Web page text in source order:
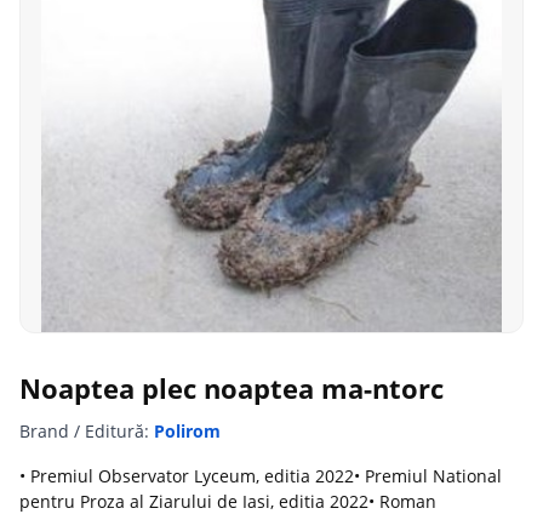
Noaptea plec noaptea ma-ntorc
Brand / Editură: Polirom
• Premiul Observator Lyceum, editia 2022• Premiul National
pentru Proza al Ziarului de Iasi, editia 2022• Roman